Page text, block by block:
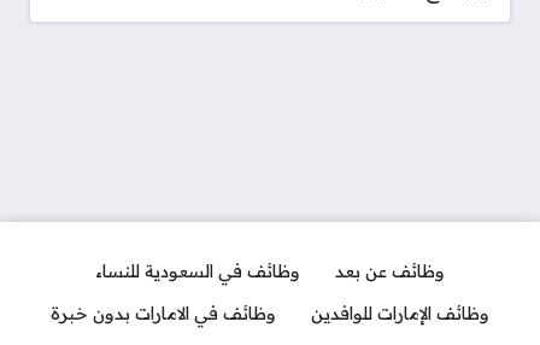
وظائف عن بعد
وظائف في السعودية للنساء
وظائف الإمارات للوافدين
وظائف في الامارات بدون خبرة